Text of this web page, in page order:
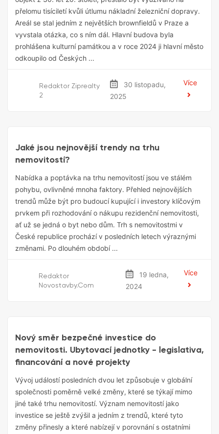
přelomu tisíciletí kvůli útlumu nákladní železniční dopravy.
Areál se stal jedním z největších brownfieldů v Praze a
vyvstala otázka, co s ním dál. Hlavní budova byla
prohlášena kulturní památkou a v roce 2024 ji hlavní město
odkoupilo od Českých ...
Redaktor Ziprealty
2
30 listopadu,
2025
Více
Jaké jsou nejnovější trendy na trhu
nemovitostí?
Nabídka a poptávka na trhu nemovitostí jsou ve stálém
pohybu, ovlivněné mnoha faktory. Přehled nejnovějších
trendů může být pro budoucí kupující i investory klíčovým
prvkem při rozhodování o nákupu rezidenční nemovitosti,
ať už se jedná o byt nebo dům. Trh s nemovitostmi v
České republice prochází v posledních letech výraznými
změnami. Po dlouhém období ...
Redaktor
Novostavby.com
19 ledna,
2024
Více
Nový směr bezpečné investice do
nemovitosti. Ubytovací jednotky - legislativa,
financování a nové projekty
Vývoj událostí posledních dvou let způsobuje v globální
společnosti poměrně velké změny, které se týkají mimo
jiné také trhu nemovitostí. Význam nemovitostí jako
investice se ještě zvýšil a jedním z trendů, které tyto
změny přinesly a které nabízejí v porovnání s ostatními